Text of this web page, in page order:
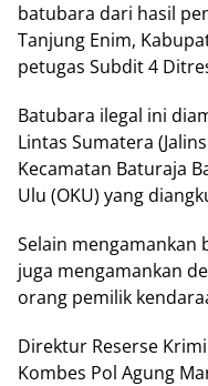
batubara dari hasil
Tanjung Enim,
petugas Subdit 4
Batubara ilegal ini
Lintas Sumatera
Kecamatan Baturaja
Ulu (OKU) yang
Selain mengamankan
juga mengamankan
orang pemilik
Direktur Reserse
Kombes Pol Agung